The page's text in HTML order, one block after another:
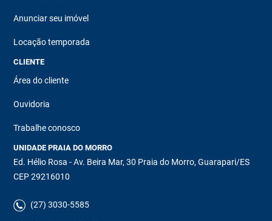
Anunciar seu imóvel
Locação temporada
CLIENTE
Área do cliente
Ouvidoria
Trabalhe conosco
UNIDADE PRAIA DO MORRO
Ed. Hélio Rosa - Av. Beira Mar, 30 Praia do Morro, Guarapari/ES
CEP 29216010
(27) 3030-5585